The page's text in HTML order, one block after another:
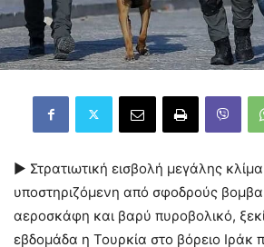
► Στρατιωτική εισβολή μεγάλης
υποστηριζόμενη από σφοδρούς
αεροσκάφη και βαρύ πυροβολικό,
εβδομάδα η Τουρκία στο βόρειο Ιράκ